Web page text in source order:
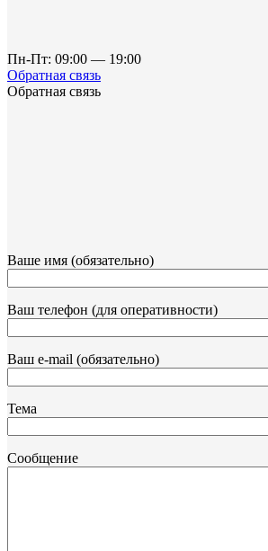
Пн-Пт: 09:00 — 19:00
Обратная связь
Обратная связь
Ваше имя (обязательно)
Ваш телефон (для оперативности)
Ваш e-mail (обязательно)
Тема
Сообщение